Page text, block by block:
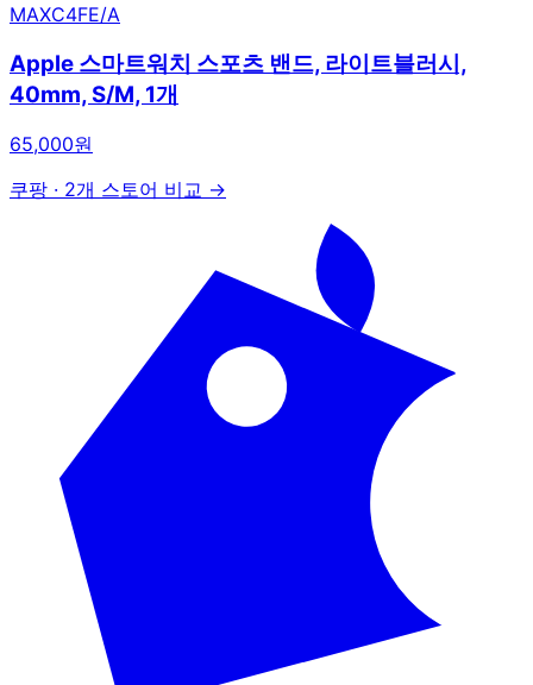
MAXC4FE/A
Apple 스마트워치 스포츠 밴드, 라이트블러시,
40mm, S/M, 1개
65,000원
쿠팡 · 2개 스토어 비교 →